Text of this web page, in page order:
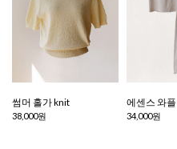
썸머 홀가 knit
38,000원
에센스 와
34,000원